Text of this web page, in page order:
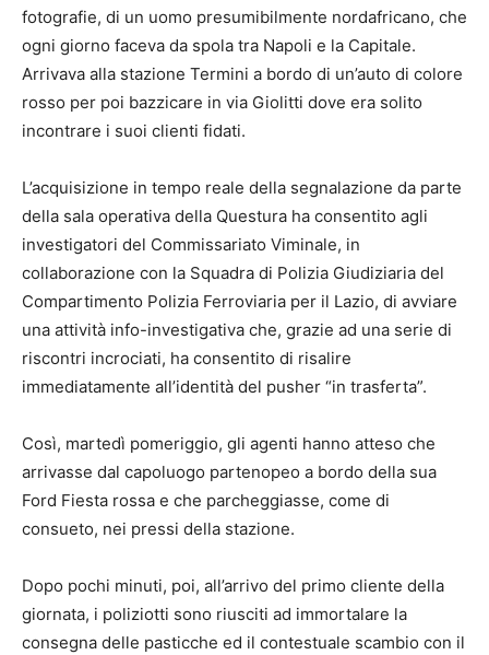
fotografie, di un uomo presumibilmente nordafricano, che
ogni giorno faceva da spola tra Napoli e la Capitale.
Arrivava alla stazione Termini a bordo di un’auto di colore
rosso per poi bazzicare in via Giolitti dove era solito
incontrare i suoi clienti fidati.
L’acquisizione in tempo reale della segnalazione da parte
della sala operativa della Questura ha consentito agli
investigatori del Commissariato Viminale, in
collaborazione con la Squadra di Polizia Giudiziaria del
Compartimento Polizia Ferroviaria per il Lazio, di avviare
una attività info-investigativa che, grazie ad una serie di
riscontri incrociati, ha consentito di risalire
immediatamente all’identità del pusher “in trasferta”.
Così, martedì pomeriggio, gli agenti hanno atteso che
arrivasse dal capoluogo partenopeo a bordo della sua
Ford Fiesta rossa e che parcheggiasse, come di
consueto, nei pressi della stazione.
Dopo pochi minuti, poi, all’arrivo del primo cliente della
giornata, i poliziotti sono riusciti ad immortalare la
consegna delle pasticche ed il contestuale scambio con il